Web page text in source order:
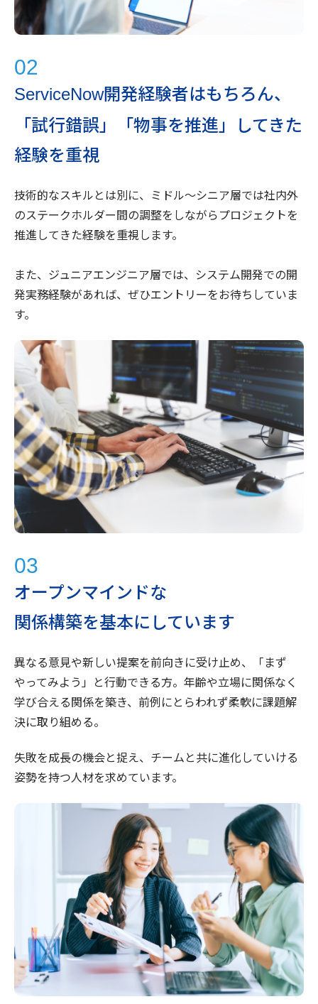
02
ServiceNow開発経験者はもちろん、
「試行錯誤」「物事を推進」してきた
経験を重視
技術的なスキルとは別に、ミドル～シニア層では社内外
のステークホルダー間の調整をしながらプロジェクトを
推進してきた経験を重視します。
また、ジュニアエンジニア層では、システム開発での開
発実務経験があれば、ぜひエントリーをお待ちしていま
す。
03
オープンマインドな
関係構築を基本にしています
異なる意見や新しい提案を前向きに受け止め、「まず
やってみよう」と行動できる方。年齢や立場に関係なく
学び合える関係を築き、前例にとらわれず柔軟に課題解
決に取り組める。
失敗を成長の機会と捉え、チームと共に進化していける
姿勢を持つ人材を求めています。